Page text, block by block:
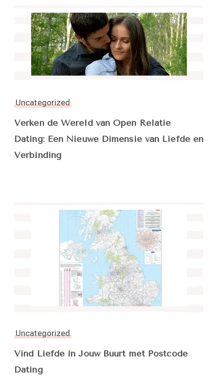
Uncategorized
Verken de Wereld van Open Relatie
Dating: Een Nieuwe Dimensie van Liefde en
Verbinding
Uncategorized
Vind Liefde in Jouw Buurt met Postcode
Dating